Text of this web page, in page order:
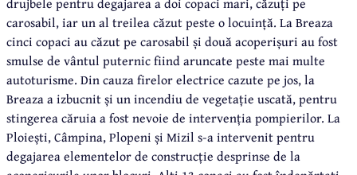
carosabil, iar un al treilea căzut peste o locuință. La Breaza
cinci copaci au căzut pe carosabil și două acoperișuri au fost
smulse de vântul puternic fiind aruncate peste mai multe
autoturisme. Din cauza firelor electrice cazute pe jos, la
Breaza a izbucnit și un incendiu de vegetație uscată, pentru
stingerea căruia a fost nevoie de intervenția pompierilor. La
Ploiești, Câmpina, Plopeni și Mizil s-a intervenit pentru
degajarea elementelor de construcție desprinse de la